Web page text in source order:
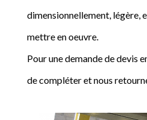
dimensionnellement, légère,
mettre en oeuvre.
Pour une demande de devis
de compléter et nous